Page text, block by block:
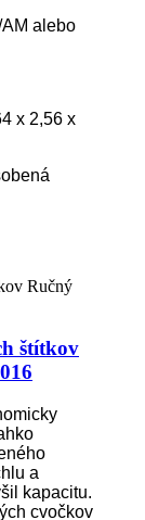
alebo
x 2,56 x
štítkov
a
kapacitu.
cvočkov